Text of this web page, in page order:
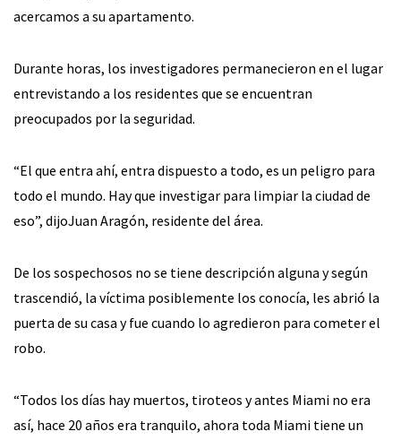
acercamos a su apartamento.
Durante horas, los investigadores permanecieron en el lugar
entrevistando a los residentes que se encuentran
preocupados por la seguridad.
“El que entra ahí, entra dispuesto a todo, es un peligro para
todo el mundo. Hay que investigar para limpiar la ciudad de
eso”, dijoJuan Aragón, residente del área.
De los sospechosos no se tiene descripción alguna y según
trascendió, la víctima posiblemente los conocía, les abrió la
puerta de su casa y fue cuando lo agredieron para cometer el
robo.
“Todos los días hay muertos, tiroteos y antes Miami no era
así, hace 20 años era tranquilo, ahora toda Miami tiene un